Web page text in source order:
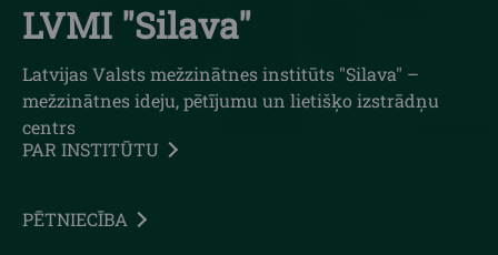
LVMI "Silava"
Latvijas Valsts mežzinātnes institūts "Silava" –
mežzinātnes ideju, pētījumu un lietišķo izstrādņu
centrs
PAR INSTITŪTU
PĒTNIECĪBA